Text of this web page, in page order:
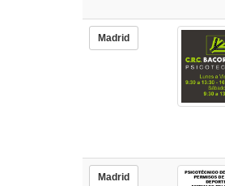
Madrid
Madrid